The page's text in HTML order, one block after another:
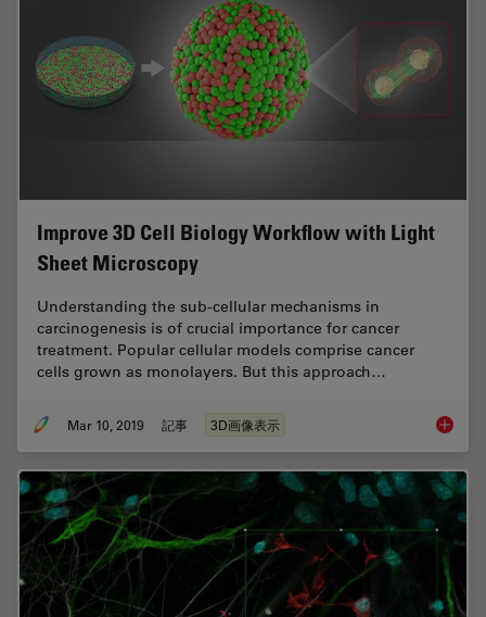
Improve 3D Cell Biology Workflow with Light
Sheet Microscopy
Understanding the sub-cellular mechanisms in
carcinogenesis is of crucial importance for cancer
treatment. Popular cellular models comprise cancer
cells grown as monolayers. But this approach…
Mar 10, 2019 記事 3D画像表示